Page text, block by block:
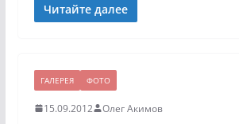
Читайте далее
ГАЛЕРЕЯ ФОТО
15.09.2012 Олег Акимов